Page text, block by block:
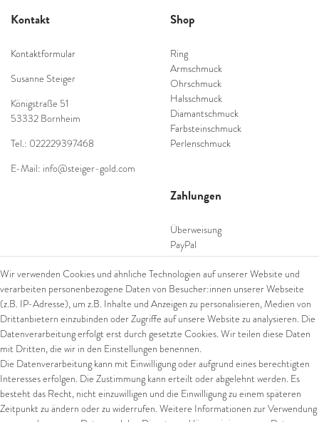
Kontakt
Kontaktformular
Susanne Steiger
Königstraße 51
53332 Bornheim
Tel.: 022229397468
E-Mail: info@steiger-gold.com
Shop
Ring
Armschmuck
Ohrschmuck
Halsschmuck
Diamantschmuck
Farbsteinschmuck
Perlenschmuck
Zahlungen
Überweisung
PayPal
SEPA Lastschrift
giropay
Kreditkarte
Versand
UPS
FedEx
Wir verwenden Cookies und ähnliche Technologien auf unserer Website und
verarbeiten personenbezogene Daten von Besucher:innen unserer Webseite
(z.B. IP-Adresse), um z.B. Inhalte und Anzeigen zu personalisieren, Medien von
Drittanbietern einzubinden oder Zugriffe auf unsere Website zu analysieren. Die
Datenverarbeitung erfolgt erst durch gesetzte Cookies. Wir teilen diese Daten
mit Dritten, die wir in den Einstellungen benennen.
Die Datenverarbeitung kann mit Einwilligung oder aufgrund eines berechtigten
Interesses erfolgen. Die Zustimmung kann erteilt oder abgelehnt werden. Es
besteht das Recht, nicht einzuwilligen und die Einwilligung zu einem späteren
Zeitpunkt zu ändern oder zu widerrufen. Weitere Informationen zur Verwendung